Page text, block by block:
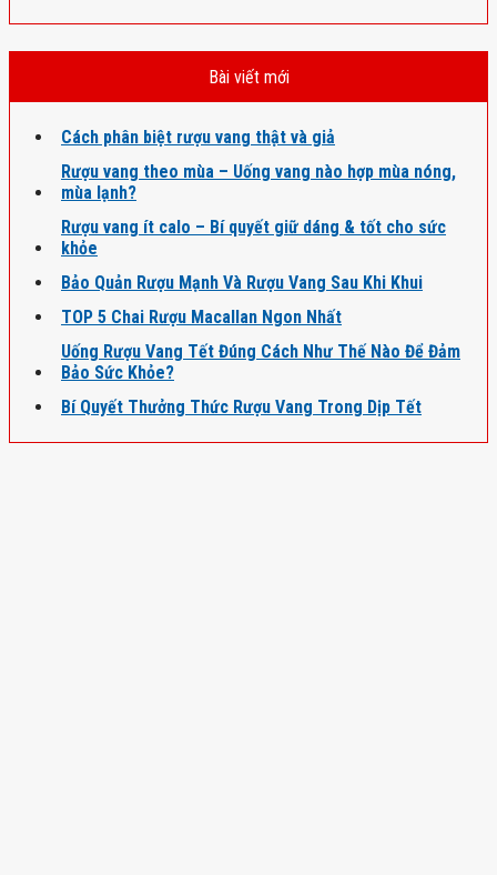
Bài viết mới
Cách phân biệt rượu vang thật và giả
Rượu vang theo mùa – Uống vang nào hợp mùa nóng,
mùa lạnh?
Rượu vang ít calo – Bí quyết giữ dáng & tốt cho sức
khỏe
Bảo Quản Rượu Mạnh Và Rượu Vang Sau Khi Khui
TOP 5 Chai Rượu Macallan Ngon Nhất
Uống Rượu Vang Tết Đúng Cách Như Thế Nào Để Đảm
Bảo Sức Khỏe?
Bí Quyết Thưởng Thức Rượu Vang Trong Dịp Tết